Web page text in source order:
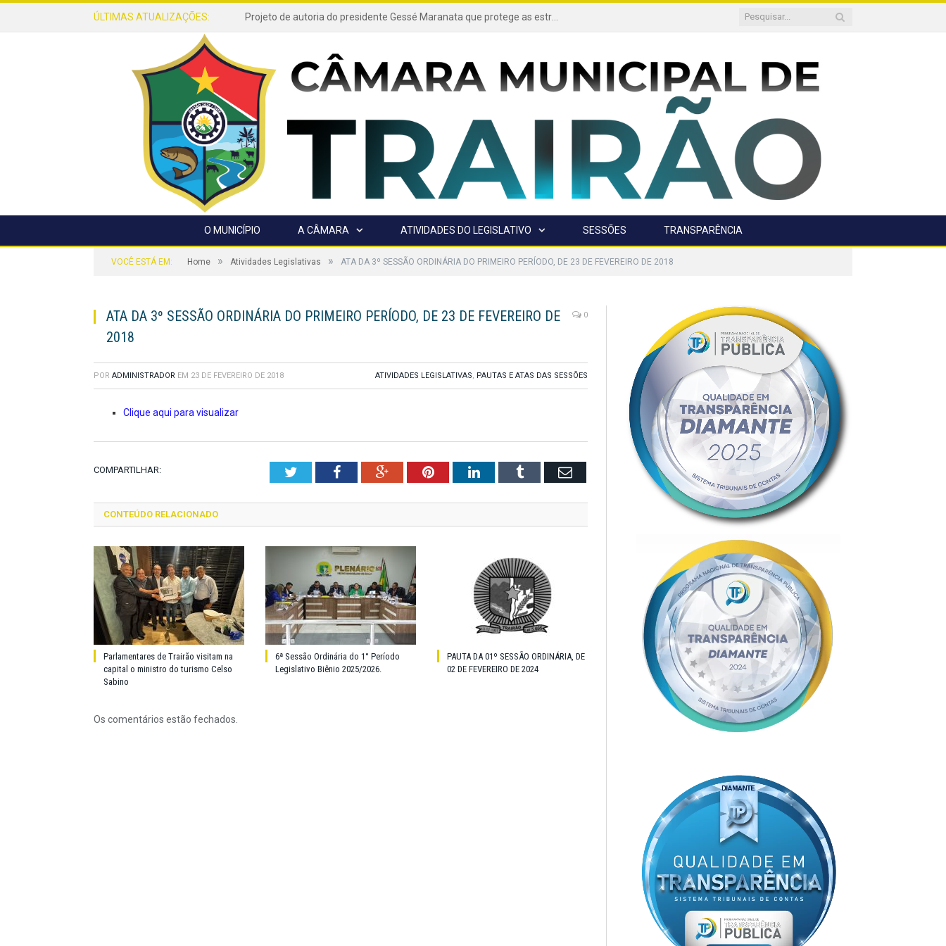
ÚLTIMAS ATUALIZAÇÕES: Projeto de autoria do presidente Gessé Maranata que protege as estradas vicinais de Trairão é transformado em lei
O MUNICÍPIO A CÂMARA ATIVIDADES DO LEGISLATIVO SESSÕES TRANSPARÊNCIA
VOCÊ ESTÁ EM: Home » Atividades Legislativas » ATA DA 3º SESSÃO ORDINÁRIA DO PRIMEIRO PERÍODO, DE 23 DE FEVEREIRO DE 2018
ATA DA 3º SESSÃO ORDINÁRIA DO PRIMEIRO PERÍODO, DE 23 DE FEVEREIRO DE
2018
0
POR ADMINISTRADOR EM 23 DE FEVEREIRO DE 2018 ATIVIDADES LEGISLATIVAS, PAUTAS E ATAS DAS SESSÕES
Clique aqui para visualizar
COMPARTILHAR: TwitterFacebookGoogle+PinterestLinkedInTumblr Email
CONTEÚDO RELACIONADO
Parlamentares de Trairão visitam na
capital o ministro do turismo Celso
Sabino
6ª Sessão Ordinária do 1° Período
Legislativo Biênio 2025/2026.
PAUTA DA 01º SESSÃO ORDINÁRIA, DE
02 DE FEVEREIRO DE 2024
Os comentários estão fechados.